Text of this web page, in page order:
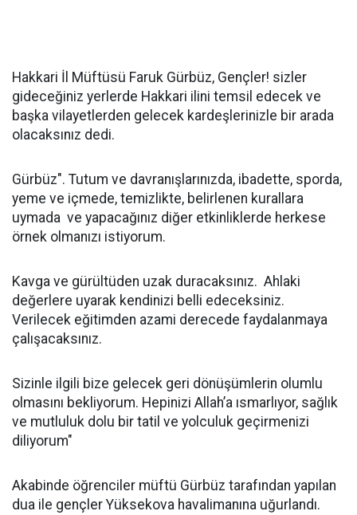
Hakkari İl Müftüsü Faruk Gürbüz, Gençler! sizler
gideceğiniz yerlerde Hakkari ilini temsil edecek ve
başka vilayetlerden gelecek kardeşlerinizle bir arada
olacaksınız dedi.
Gürbüz". Tutum ve davranışlarınızda, ibadette, sporda,
yeme ve içmede, temizlikte, belirlenen kurallara
uymada ve yapacağınız diğer etkinliklerde herkese
örnek olmanızı istiyorum.
Kavga ve gürültüden uzak duracaksınız. Ahlaki
değerlere uyarak kendinizi belli edeceksiniz.
Verilecek eğitimden azami derecede faydalanmaya
çalışacaksınız.
Sizinle ilgili bize gelecek geri dönüşümlerin olumlu
olmasını bekliyorum. Hepinizi Allah’a ısmarlıyor, sağlık
ve mutluluk dolu bir tatil ve yolculuk geçirmenizi
diliyorum"
Akabinde öğrenciler müftü Gürbüz tarafından yapılan
dua ile gençler Yüksekova havalimanına uğurlandı.